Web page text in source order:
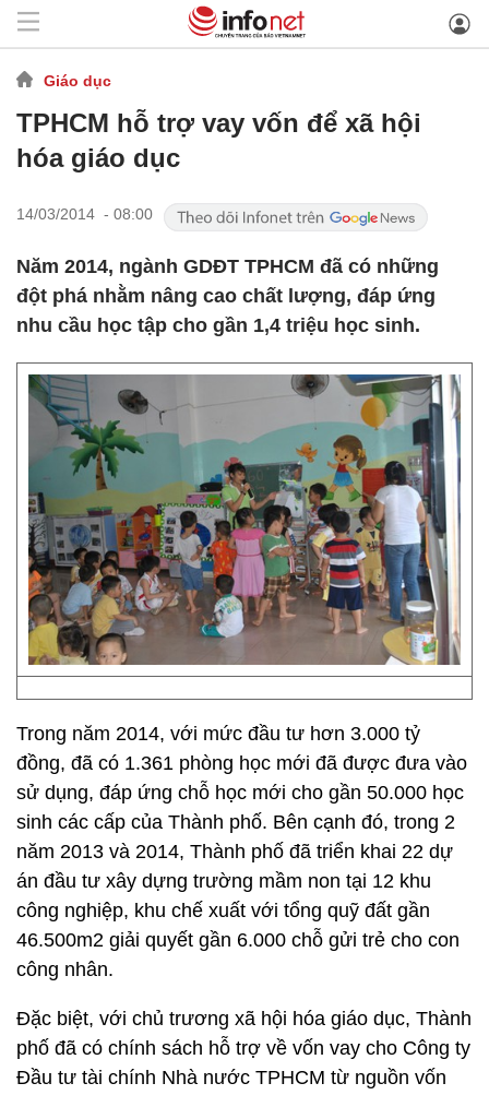
Giáo dục
TPHCM hỗ trợ vay vốn để xã hội
hóa giáo dục
14/03/2014 - 08:00
Năm 2014, ngành GDĐT TPHCM đã có những
đột phá nhằm nâng cao chất lượng, đáp ứng
nhu cầu học tập cho gần 1,4 triệu học sinh.
Trong năm 2014, với mức đầu tư hơn 3.000 tỷ
đồng, đã có 1.361 phòng học mới đã được đưa vào
sử dụng, đáp ứng chỗ học mới cho gần 50.000 học
sinh các cấp của Thành phố. Bên cạnh đó, trong 2
năm 2013 và 2014, Thành phố đã triển khai 22 dự
án đầu tư xây dựng trường mầm non tại 12 khu
công nghiệp, khu chế xuất với tổng quỹ đất gần
46.500m2 giải quyết gần 6.000 chỗ gửi trẻ cho con
công nhân.
Đặc biệt, với chủ trương xã hội hóa giáo dục, Thành
phố đã có chính sách hỗ trợ về vốn vay cho Công ty
Đầu tư tài chính Nhà nước TPHCM từ nguồn vốn